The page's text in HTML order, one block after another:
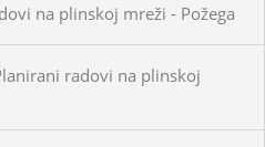
na plinskoj mreži - Požega
radovi na plinskoj